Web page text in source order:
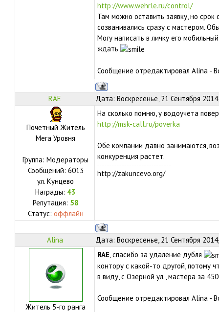
http://www.wehrle.ru/control/
Там можно оставить заявку, но
созванивались сразу с мастером.
Могу написать в личку его
ждать
Сообщение отредактировал Alina -
RAE Дата: Воскресенье, 21 Сентября
Почетный Житель
Мега Уровня
Группа: Модераторы
Сообщений: 6013
ул. Кунцево
Награды: 43
Репутация: 58
Статус: оффлайн
На сколько помню, у водоучета
http://msk-call.ru/poverka
Обе компании давно занимаются,
конкуренция растет.
http://zakuncevo.org/
Alina Дата: Воскресенье, 21 Сентября
Житель 5-го ранга
RAE, спасибо за удаление дубля
контору с какой-то другой, потому
в виду, с Озерной ул., мастера за
Сообщение отредактировал Alina -